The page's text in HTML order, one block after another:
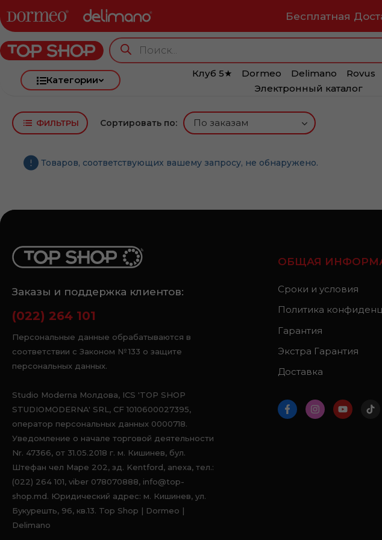
Бесплатная
Категории
Клуб 5★ Dormeo Delimano Rovus
Электронный каталог
ФИЛЬТРЫ Сортировать по:
Товаров, соответствующих вашему запросу, не обнаружено.
Заказы и поддержка клиентов:
(022) 264 101
Персональные данные обрабатываются в
соответствии с Законом № 133 о защите
персональных данных.
Studio Moderna Молдова, ICS 'TOP SHOP
STUDIOMODERNA' SRL, CF 1010600027395,
оператор персональных данных 0000718.
Уведомление о начале торговой деятельности
Nr. 47366, от 31.05.2018 г. м. Кишинев, бул.
Штефан чел Маре 202, зд. Kentford, anexa, тел.:
(022) 264 101, viber 078070888, info@top-
shop.md. Юридический адрес: м. Кишинев, ул.
Букурешть, 96, кв.13. Top Shop | Dormeo |
Delimano
ОБЩАЯ
Сроки и условия
Политика
Гарантия
Экстра Гарантия
Доставка